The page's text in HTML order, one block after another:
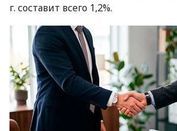
г. составит всего 1,2%.